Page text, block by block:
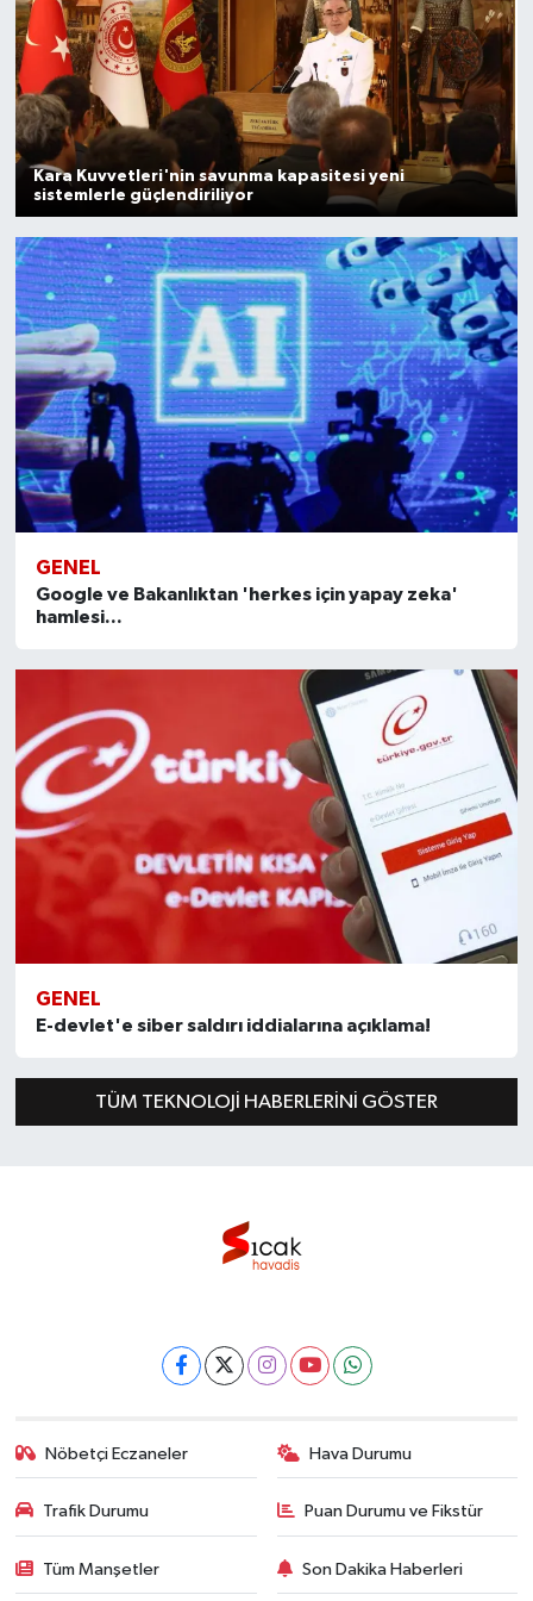
Kara Kuvvetleri'nin savunma kapasitesi yeni
sistemlerle güçlendiriliyor
GENEL
Google ve Bakanlıktan 'herkes için yapay zeka'
hamlesi...
GENEL
E-devlet'e siber saldırı iddialarına açıklama!
TÜM TEKNOLOJI HABERLERINI GÖSTER
Nöbetçi Eczaneler Hava Durumu
Trafik Durumu Puan Durumu ve Fikstür
Tüm Manşetler Son Dakika Haberleri
Bilim, Teknoloji